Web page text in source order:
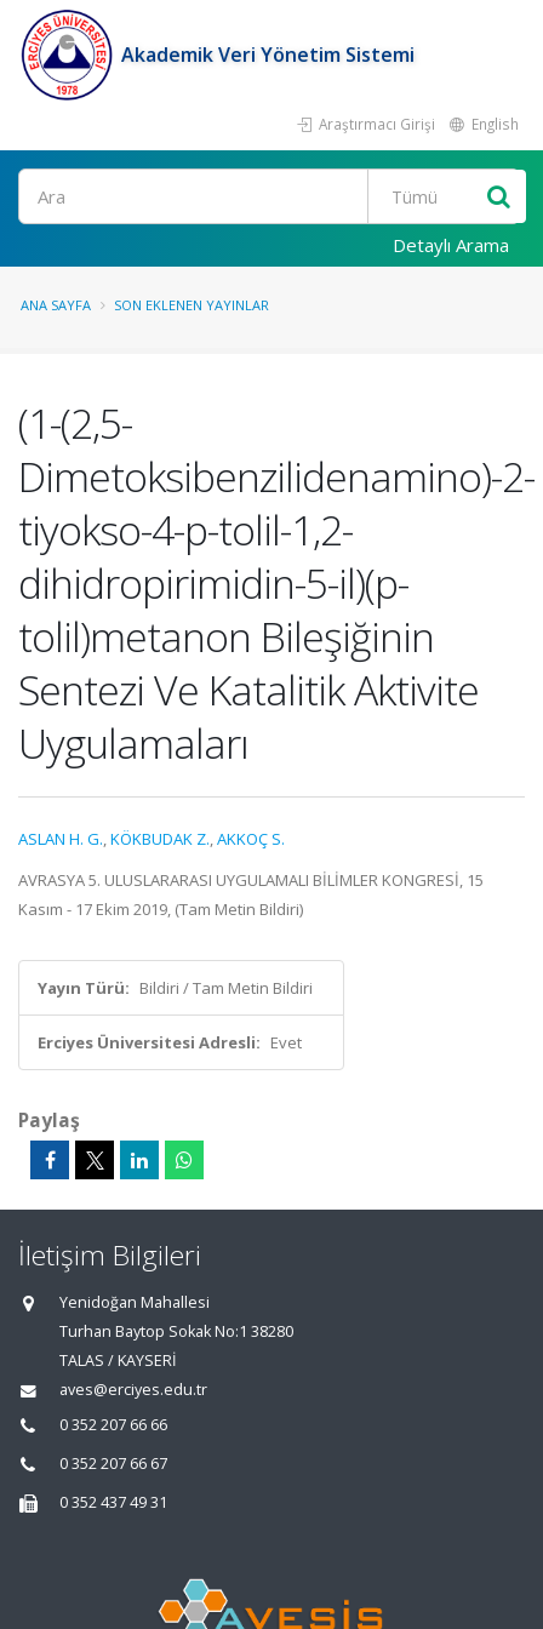
Akademik Veri Yönetim Sistemi
Araştırmacı Girişi English
Ara
Detaylı Arama
ANA SAYFA SON EKLENEN YAYINLAR
(1-(2,5-
Dimetoksibenzilidenamino)-2-
tiyokso-4-p-tolil-1,2-
dihidropirimidin-5-il)(p-
tolil)metanon Bileşiğinin
Sentezi Ve Katalitik Aktivite
Uygulamaları
ASLAN H. G.,KÖKBUDAK Z.,AKKOÇ S.
AVRASYA 5. ULUSLARARASI UYGULAMALI BİLİMLER KONGRESİ, 15
Kasım - 17 Ekim 2019, (Tam Metin Bildiri)
Yayın Türü: Bildiri / Tam Metin Bildiri
Erciyes Üniversitesi Adresli: Evet
Paylaş
İletişim Bilgileri
Yenidoğan Mahallesi
Turhan Baytop Sokak No:1 38280
TALAS / KAYSERİ
aves@erciyes.edu.tr
0 352 207 66 66
0 352 207 66 67
0 352 437 49 31